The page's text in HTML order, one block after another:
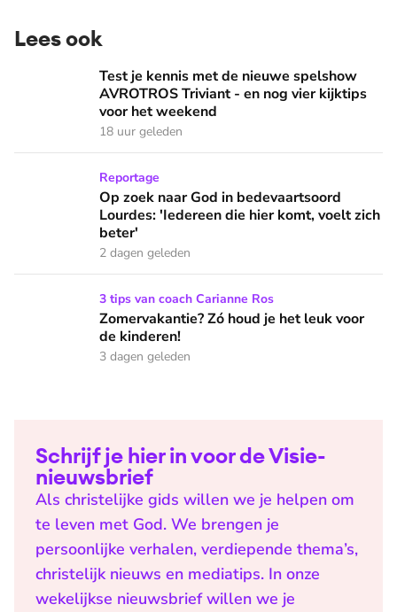
Lees ook
Test je kennis met de nieuwe spelshow AVROTROS
Test je kennis met de nieuwe spelshow
AVROTROS Triviant - en nog vier kijktips
voor het weekend
18 uur geleden
Op zoek naar God in bedevaartsoord Lourdes: 'Iedereen
Reportage
Op zoek naar God in bedevaartsoord
Lourdes: 'Iedereen die hier komt, voelt zich
beter'
2 dagen geleden
Zomervakantie? Zó houd je het leuk voor de kinderen!
3 tips van coach Carianne Ros
Zomervakantie? Zó houd je het leuk voor
de kinderen!
3 dagen geleden
Schrijf je hier in voor de Visie-
nieuwsbrief
Als christelijke gids willen we je helpen om
te leven met God. We brengen je
persoonlijke verhalen, verdiepende thema’s,
christelijk nieuws en mediatips. In onze
wekelijkse nieuwsbrief willen we je